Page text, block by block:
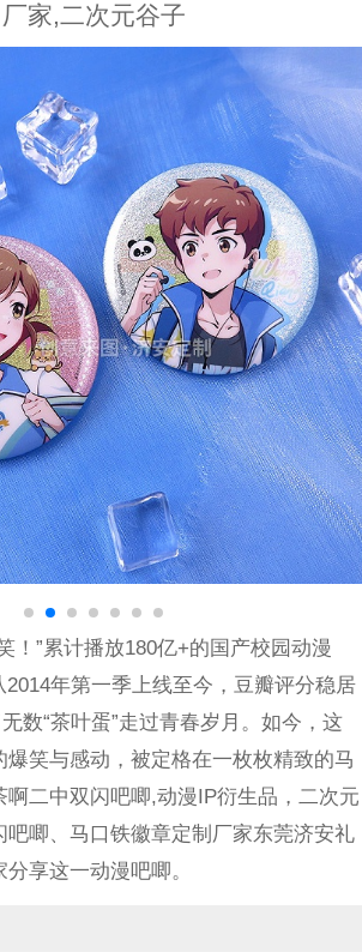
厂家,二次元谷子
！”累计播放180亿+的国产校园动漫
年第一季上线至今，豆瓣评分稳居
数“茶叶蛋”走过青春岁月。如今，这
笑与感动，被定格在一枚枚精致的马
二中双闪吧唧,动漫IP衍生品，二次元
吧唧、马口铁徽章定制厂家东莞济安礼
享这一动漫吧唧。